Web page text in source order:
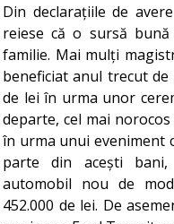
Din declarațiile de
reiese că o sursă
familie. Mai mulți
beneficiat anul trecut
de lei în urma unor
departe, cel mai
în urma unui eveniment
parte din acești
automobil nou de
452.000 de lei. De